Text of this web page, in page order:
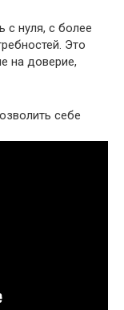
с нуля, с более
Это
на доверие,
себе